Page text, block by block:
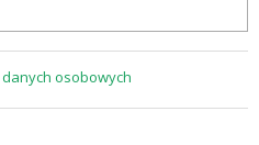
osobowych